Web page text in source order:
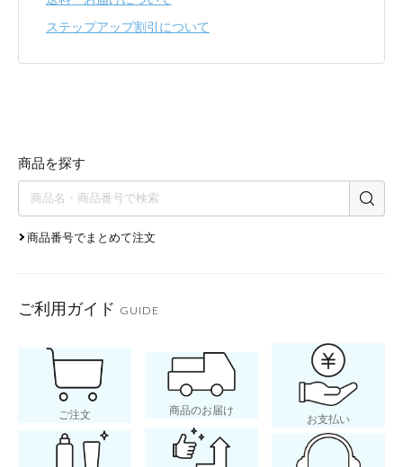
ステップアップ割引について
商品を探す
商品番号でまとめて注文
ご利用ガイド GUIDE
ご注文 商品のお届け
お支払い